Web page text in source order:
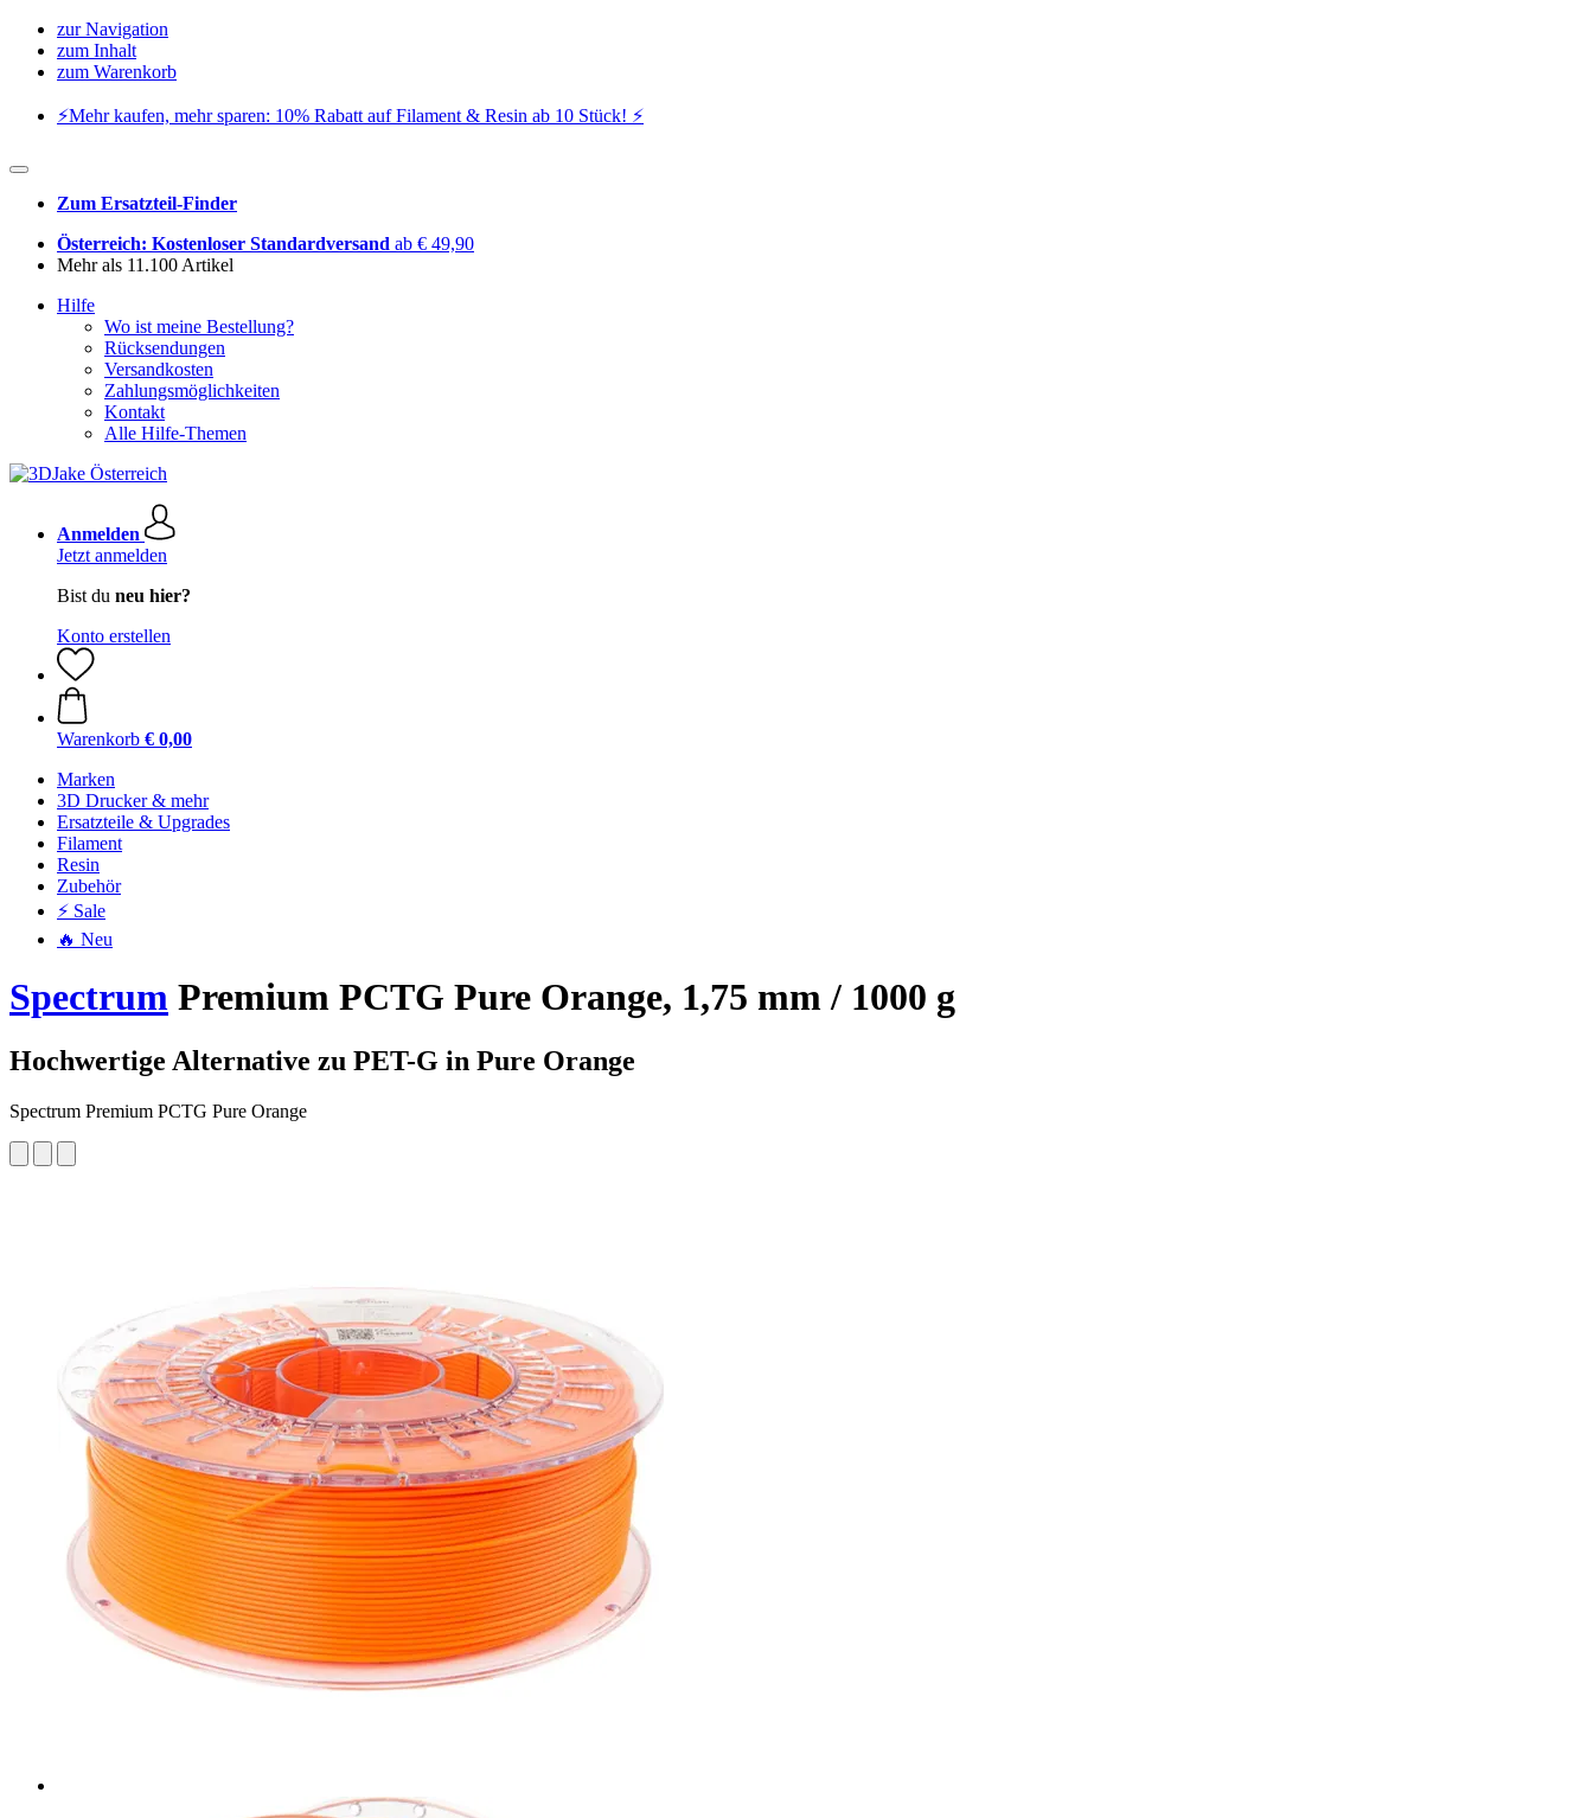
zur Navigation
zum Inhalt
zum Warenkorb
⚡️Mehr kaufen, mehr sparen: 10% Rabatt auf Filament & Resin ab 10 Stück! ⚡️
Zum Ersatzteil-Finder
Österreich: Kostenloser Standardversand ab € 49,90
Mehr als 11.100 Artikel
Hilfe
Wo ist meine Bestellung?
Rücksendungen
Versandkosten
Zahlungsmöglichkeiten
Kontakt
Alle Hilfe-Themen
Anmelden
Jetzt anmelden
Bist du neu hier?
Konto erstellen
Warenkorb € 0,00
Marken
3D Drucker & mehr
Ersatzteile & Upgrades
Filament
Resin
Zubehör
⚡ Sale
🔥 Neu
Spectrum Premium PCTG Pure Orange, 1,75 mm / 1000 g
Hochwertige Alternative zu PET-G in Pure Orange
Spectrum Premium PCTG Pure Orange